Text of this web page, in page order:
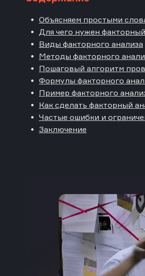
Объясняем простыми
Для чего нужен
Виды факторного анализа
Методы факторного
Пошаговый алгоритм
Формулы факторного
Пример факторного
Как сделать факторный
Частые ошибки и
Заключение